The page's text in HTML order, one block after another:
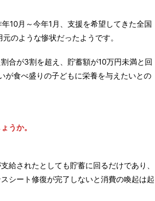
10月～今年1月、支援を希望してきた全国
のような惨状だったようです。
合が3割を超え、貯蓄額が10万円未満と回
が食べ盛りの子どもに栄養を与えたいとの
うか。
給されたとしても貯蓄に回るだけであり、
シート修復が完了しないと消費の喚起は起